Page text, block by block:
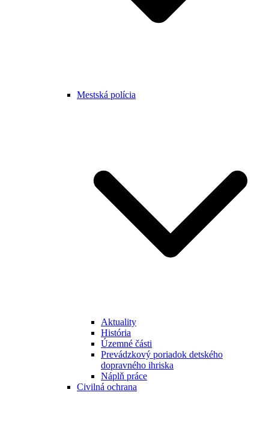
Mestská polícia
Aktuality
História
Územné části
Prevádzkový poriadok detského
dopravného ihriska
Náplň práce
Civilná ochrana